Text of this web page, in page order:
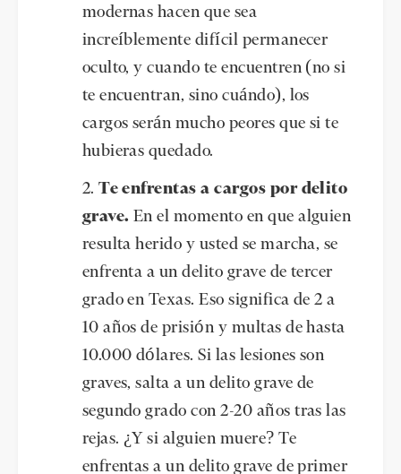
modernas hacen que sea
increíblemente difícil permanecer
oculto, y cuando te encuentren (no si
te encuentran, sino cuándo), los
cargos serán mucho peores que si te
hubieras quedado.
Te enfrentas a cargos por delito
grave. En el momento en que alguien
resulta herido y usted se marcha, se
enfrenta a un delito grave de tercer
grado en Texas. Eso significa de 2 a
10 años de prisión y multas de hasta
10.000 dólares. Si las lesiones son
graves, salta a un delito grave de
segundo grado con 2-20 años tras las
rejas. ¿Y si alguien muere? Te
enfrentas a un delito grave de primer